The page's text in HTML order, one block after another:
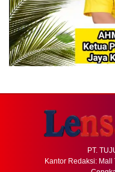
PT.
Kantor Redaksi: